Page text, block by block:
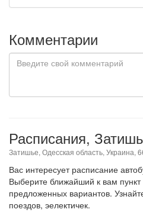
Комментарии
Расписания,
Затишье, Одесская область, Украина,
Вас интересует расписание
Выберите ближайший к вам пункт
предложенных вариантов.
поездов, эелектичек.